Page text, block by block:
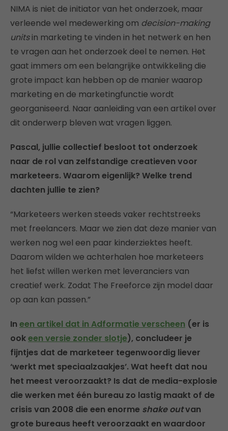
NIMA is niet de initiator van het onderzoek, maar
verleende wel medewerking om decision-making
unitsin marketing te vinden in het netwerk en hen
te vragen aan het onderzoek deel te nemen. Het
gaat immers om een belangrijke ontwikkeling die
grote impact kan hebben op de manier waarop
marketing en de marketingfunctie wordt
georganiseerd. Naar aanleiding van een artikel over
dit onderwerp bleven wat vragen liggen.
Pascal, jullie collectief besloot tot onderzoek
naar de rol van zelfstandige creatieven voor
marketeers. Waarom eigenlijk? Welke trend
dachten jullie te zien?
“Marketeers werken steeds vaker rechtstreeks
met freelancers. Maar we zien dat deze manier van
werken nog wel een paar kinderziektes heeft.
Daarom wilden we achterhalen hoe marketeers
het liefst willen werken met leveranciers van
creatief werk. Zodat The Freeforce zijn model daar
op aan kan passen.”
In een artikel dat in Adformatie verscheen (er is
ookeen versie zonder slotje), concludeer je
fijntjes dat de marketeer tegenwoordig liever
‘werkt met speciaalzaakjes’. Wat heeft dat nou
het meest veroorzaakt? Is dat de media-explosie
die werken met één bureau zo lastig maakt of de
crisis van 2008 die een enorme shake outvan
grote bureaus heeft veroorzaakt en waardoor